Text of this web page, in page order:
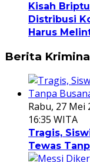
Kisah
Distribusi
Harus
Berita
Rabu, 27 Mei
16:35 WITA
Tragis,
Tewas